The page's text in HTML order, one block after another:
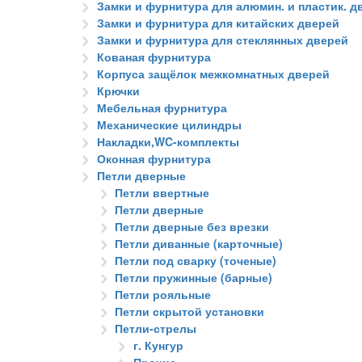
Замки и фурнитура для алюмин. и пластик.
Замки и фурнитура для китайских дверей
Замки и фурнитура для стеклянных дверей
Кованая фурнитура
Корпуса защёлок межкомнатных дверей
Крючки
Мебельная фурнитура
Механические цилиндры
Накладки,WC-комплекты
Оконная фурнитура
Петли дверные
Петли ввертные
Петли дверные
Петли дверные без врезки
Петли диванные (карточные)
Петли под сварку (точеные)
Петли пружинные (барные)
Петли рояльные
Петли скрытой установки
Петли-стрелы
г. Кунгур